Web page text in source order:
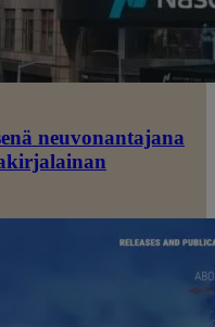
neuvonantajana